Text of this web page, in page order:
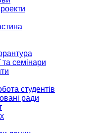
та семінари
студентів
ради